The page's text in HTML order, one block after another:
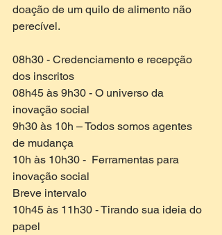
doação de um quilo de alimento não
perecível.
08h30 - Credenciamento e recepção
dos inscritos
08h45 às 9h30 - O universo da
inovação social
9h30 às 10h – Todos somos agentes
de mudança
10h às 10h30 -  Ferramentas para
inovação social
Breve intervalo
10h45 às 11h30 - Tirando sua ideia do
papel